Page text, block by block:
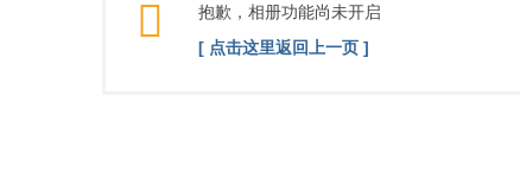
抱歉，相册功能尚未开启
[ 点击这里返回上一页 ]